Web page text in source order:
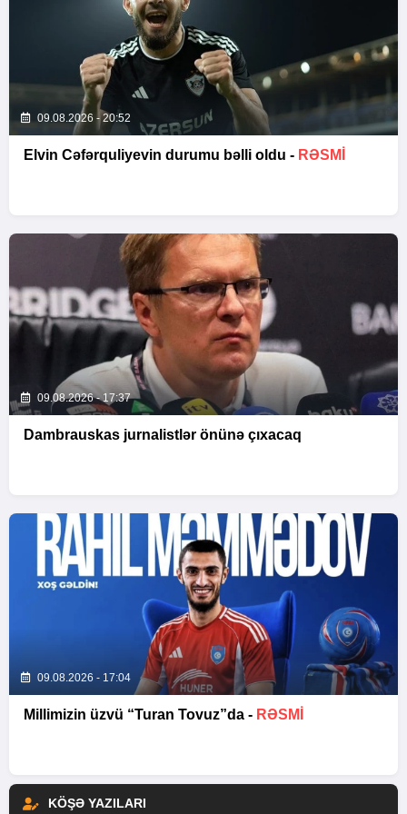
09.08.2026 - 20:52
Elvin Cəfərquliyevin durumu bəlli oldu - RƏSMİ
09.08.2026 - 17:37
Dambrauskas jurnalistlər önünə çıxacaq
09.08.2026 - 17:04
Millimizin üzvü “Turan Tovuz”da - RƏSMİ
KÖŞƏ YAZILARI